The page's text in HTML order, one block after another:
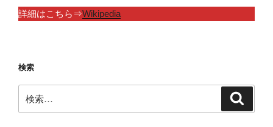
詳細はこちら⇒Wikipedia
検索
索: